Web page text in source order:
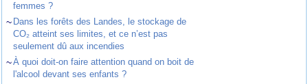
femmes ?
~ Dans les forêts des Landes, le stockage de
CO₂ atteint ses limites, et ce n’est pas
seulement dû aux incendies
~À quoi doit-on faire attention quand on boit de
l'alcool devant ses enfants ?